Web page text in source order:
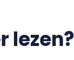
lezen?